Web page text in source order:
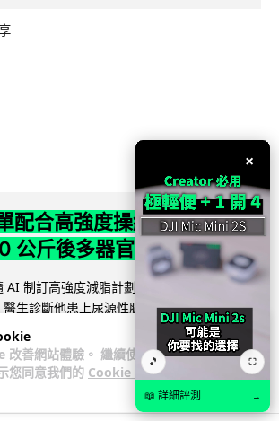
改善網站體驗。 繼續使用
您同意我們的 Cookie 政
配合高強度操練 成都男
公斤後多器官衰竭
AI 制訂高強度減脂計劃，45 日內減去約 20
生診斷他患上尿源性膿毒症、膿毒性休克
...
分享
×
🎵 ⛶
📖 詳細評測 →